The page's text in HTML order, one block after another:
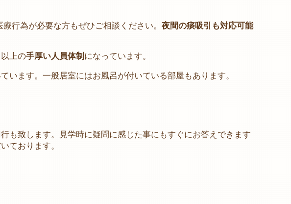
療行為が必要な方もぜひご相談ください。 夜間の痰吸引も対応可能
上の手厚い人員体制 になっています。
ます。一般居室にはお風呂が付いている部屋もあります。
致します。見学時に疑問に感じた事にもすぐにお答えできます
ております。